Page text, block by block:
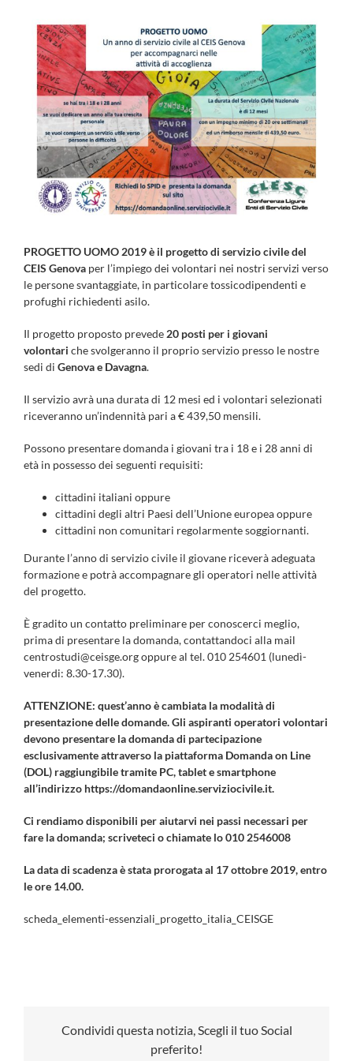
PROGETTO UOMO 2019 è il progetto di servizio civile del
CEIS Genova per l’impiego dei volontari nei nostri servizi verso
le persone svantaggiate, in particolare tossicodipendenti e
profughi richiedenti asilo.
Il progetto proposto prevede 20 posti per i giovani
volontari che svolgeranno il proprio servizio presso le nostre
sedi di Genova e Davagna.
Il servizio avrà una durata di 12 mesi ed i volontari selezionati
riceveranno un’indennità pari a € 439,50 mensili.
Possono presentare domanda i giovani tra i 18 e i 28 anni di
età in possesso dei seguenti requisiti:
cittadini italiani oppure
cittadini degli altri Paesi dell’Unione europea oppure
cittadini non comunitari regolarmente soggiornanti.
Durante l’anno di servizio civile il giovane riceverà adeguata
formazione e potrà accompagnare gli operatori nelle attività
del progetto.
È gradito un contatto preliminare per conoscerci meglio,
prima di presentare la domanda, contattandoci alla mail
centrostudi@ceisge.org oppure al tel. 010 254601 (lunedì-
venerdi: 8.30-17.30).
ATTENZIONE: quest’anno è cambiata la modalità di
presentazione delle domande. Gli aspiranti operatori volontari
devono presentare la domanda di partecipazione
esclusivamente attraverso la piattaforma Domanda on Line
(DOL) raggiungibile tramite PC, tablet e smartphone
all’indirizzo https://domandaonline.serviziocivile.it.
Ci rendiamo disponibili per aiutarvi nei passi necessari per
fare la domanda; scriveteci o chiamate lo 010 2546008
La data di scadenza è stata prorogata al 17 ottobre 2019, entro
le ore 14.00.
scheda_elementi-essenziali_progetto_italia_CEISGE
Condividi questa notizia, Scegli il tuo Social
preferito!